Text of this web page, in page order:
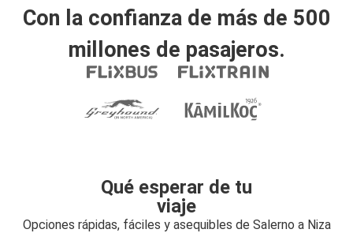
Con la confianza de más de 500
millones de pasajeros.
Qué esperar de tu
viaje
Opciones rápidas, fáciles y asequibles de Salerno a Niza